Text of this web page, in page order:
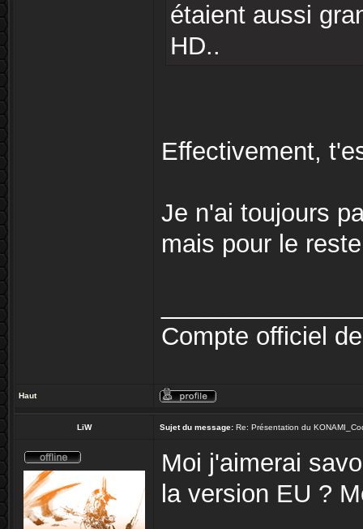
étaient aussi
HD..
Effectivement,
Je n'ai toujours
mais pour le
Compte officiel
Haut
LiW Sujet du message: Re: Présentation du
Moi j'aimerai
la version EU ?